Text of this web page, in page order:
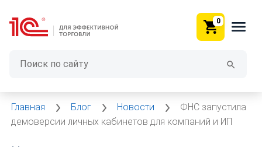
0
Главная Блог Новости
ФНС запустила
демоверсии личных кабинетов для компаний и ИП